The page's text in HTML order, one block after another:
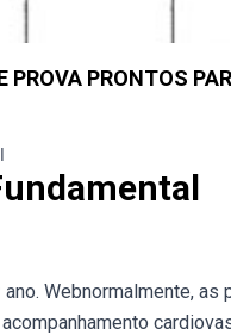
PROVA PRONTOS
Webnormalmente,